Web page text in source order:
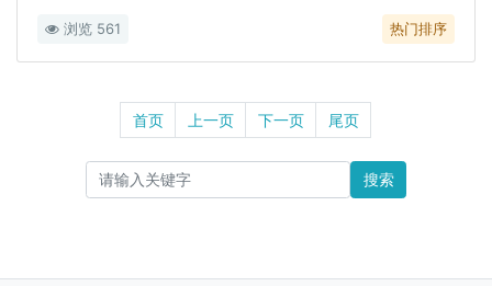
浏览 561 热门排序
首页 上一页 下一页 尾页
搜索